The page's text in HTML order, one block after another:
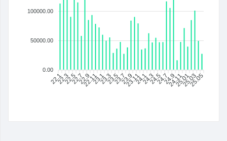
100000.00
50000.00
0.00
22.122.322.522.722.9
22.1123.123.323.523.723.9
23.1124.124.324.524.724.9
24.1125.0125.03
25.05